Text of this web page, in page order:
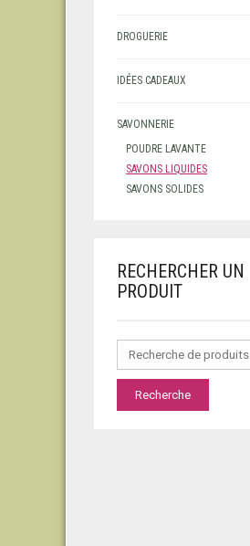
DROGUERIE
IDÉES CADEAUX
SAVONNERIE
POUDRE LAVANTE
SAVONS LIQUIDES
SAVONS SOLIDES
RECHERCHER UN
PRODUIT
Recherche